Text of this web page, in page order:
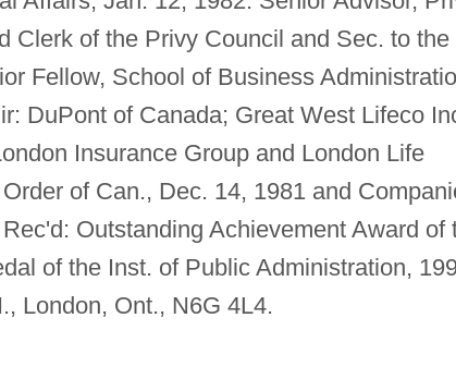
Clerk of the Privy Council and Sec. to the
Fellow, School of Business
DuPont of Canada; Great West Lifeco
Insurance Group and London Life
of Can., Dec. 14, 1981 and
Outstanding Achievement Award of
of the Inst. of Public Administration,
London, Ont., N6G 4L4.